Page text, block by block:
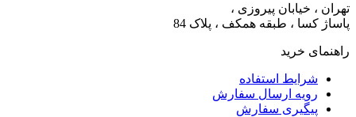
تهران ، خیابان پیروزی ،
پاساژ کسا ، طبقه همکف ، پلاک 84
راهنمای خرید
شرایط استفاده
رویه ارسال سفارش
پیگیری سفارش